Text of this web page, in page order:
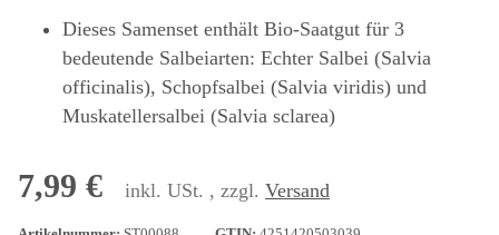
Dieses Samenset enthält Bio-Saatgut für 3
bedeutende Salbeiarten: Echter Salbei (Salvia
officinalis), Schopfsalbei (Salvia viridis) und
Muskatellersalbei (Salvia sclarea)
7,99 € inkl. USt. , zzgl. Versand